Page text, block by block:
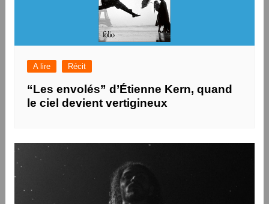
A lire Récit
“Les envolés” d’Étienne Kern, quand
le ciel devient vertigineux